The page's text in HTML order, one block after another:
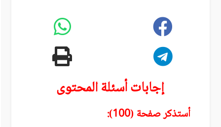
إجابات أسئلة المحتوى
أستذكر صفحة (100):